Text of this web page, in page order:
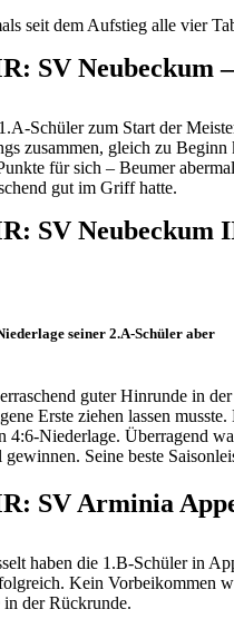
seit dem Aufstieg alle vier
SV Neubeckum
Schüler zum Start der
zusammen, gleich zu
für sich – Beumer
gut im Griff hatte.
SV Neubeckum
seiner 2.A-Schüler aber
guter Hinrunde in
Erste ziehen lassen
4:6-Niederlage. Überragend
Seine beste
SV Arminia
haben die 1.B-Schüler in
Kein Vorbeikommen
in der Rückrunde.